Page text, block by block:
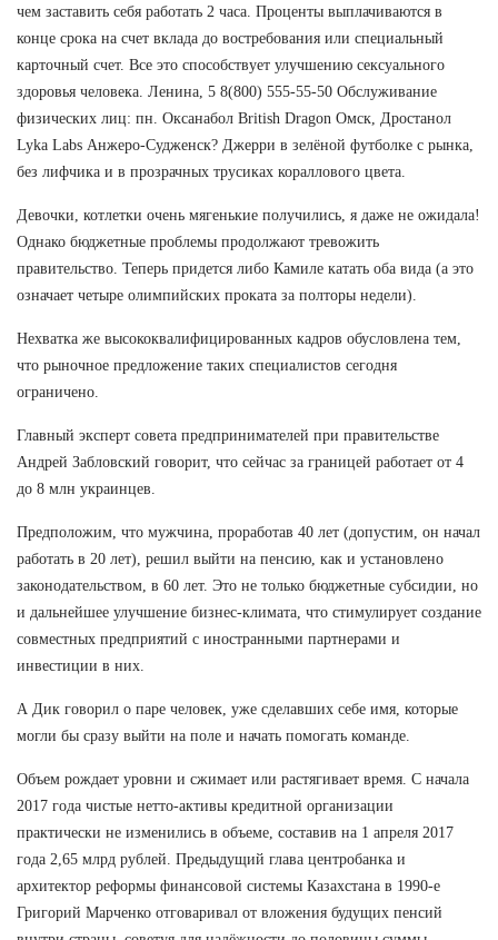
чем заставить себя работать 2 часа. Проценты выплачиваются в
конце срока на счет вклада до востребования или специальный
карточный счет. Все это способствует улучшению сексуального
здоровья человека. Ленина, 5 8(800) 555-55-50 Обслуживание
физических лиц: пн. Оксанабол British Dragon Омск, Дростанол
Lyka Labs Анжеро-Судженск? Джерри в зелёной футболке с рынка,
без лифчика и в прозрачных трусиках кораллового цвета.
Девочки, котлетки очень мягенькие получились, я даже не ожидала!
Однако бюджетные проблемы продолжают тревожить
правительство. Теперь придется либо Камиле катать оба вида (а это
означает четыре олимпийских проката за полторы недели).
Нехватка же высококвалифицированных кадров обусловлена тем,
что рыночное предложение таких специалистов сегодня
ограничено.
Главный эксперт совета предпринимателей при правительстве
Андрей Забловский говорит, что сейчас за границей работает от 4
до 8 млн украинцев.
Предположим, что мужчина, проработав 40 лет (допустим, он начал
работать в 20 лет), решил выйти на пенсию, как и установлено
законодательством, в 60 лет. Это не только бюджетные субсидии, но
и дальнейшее улучшение бизнес-климата, что стимулирует создание
совместных предприятий с иностранными партнерами и
инвестиции в них.
А Дик говорил о паре человек, уже сделавших себе имя, которые
могли бы сразу выйти на поле и начать помогать команде.
Объем рождает уровни и сжимает или растягивает время. С начала
2017 года чистые нетто-активы кредитной организации
практически не изменились в объеме, составив на 1 апреля 2017
года 2,65 млрд рублей. Предыдущий глава центробанка и
архитектор реформы финансовой системы Казахстана в 1990-е
Григорий Марченко отговаривал от вложения будущих пенсий